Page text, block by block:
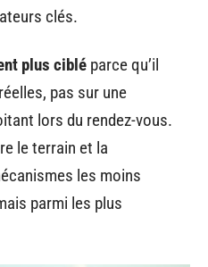
clés.
plus ciblé parce qu’il
pas sur une
lors du rendez-vous.
le terrain et la
les moins
parmi les plus